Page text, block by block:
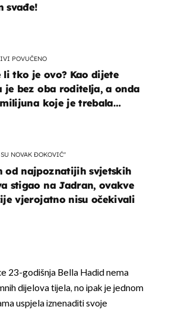
svađe!
POVUČENO
li tko je ovo? Kao dijete
je bez oba roditelja, a onda
koje je trebala
NOVAK ĐOKOVIĆ"
od najpoznatijih svjetskih
stigao na Jadran, ovakve
vjerojatno nisu očekivali
23-godišnja Bella Hadid nema
dijelova tijela, no ipak je jednom
uspjela iznenaditi svoje